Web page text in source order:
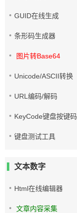
GUID在线生成
条形码生成器
图片转Base64
Unicode/ASCII转换
URL编码/解码
KeyCode键盘按键码
键盘测试工具
文本数字
Html在线编辑器
文章内容采集